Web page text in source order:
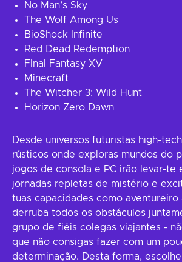
No Man’s Sky
The Wolf Among Us
BioShock Infinite
Red Dead Redemption
FInal Fantasy XV
Minecraft
The Witcher 3: Wild Hunt
Horizon Zero Dawn
Desde universos futuristas high-
rústicos onde exploras mundos do
jogos de consola e PC irão levar-te
jornadas repletas de mistério e
tuas capacidades como aventureiro
derruba todos os obstáculos
grupo de fiéis colegas viajantes -
que não consigas fazer com um
determinação. Desta forma,